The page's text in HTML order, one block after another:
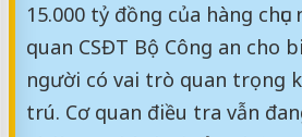
15.000 tỷ đồng của hàng chục
quan CSĐT Bộ Công an cho
người có vai trò quan trọng
trú. Cơ quan điều tra vẫn